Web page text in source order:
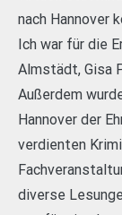
nach Hannover
Ich war für die
Almstädt, Gisa
Außerdem
Hannover der
verdienten
diverse